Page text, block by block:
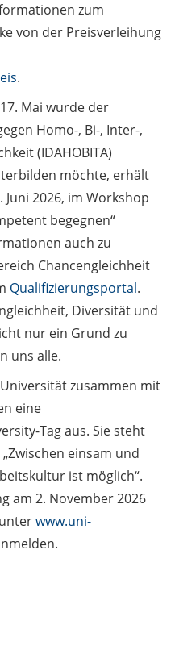
zum
von der Preisverleihung
.
Mai wurde der
Homo-, Bi-, Inter-,
(IDAHOBITA)
möchte, erhält
2026, im Workshop
begegnen“
auch zu
Chancengleichheit
Qualifizierungsportal.
Diversität und
nur ein Grund zu
uns alle.
zusammen mit
eine
Tag aus. Sie steht
einsam und
ist möglich“.
am 2. November 2026
www.uni-